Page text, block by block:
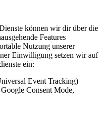
können wir dir über die
Features
Nutzung unserer
Einwilligung setzen wir auf
ein:
Event Tracking)
Consent Mode,